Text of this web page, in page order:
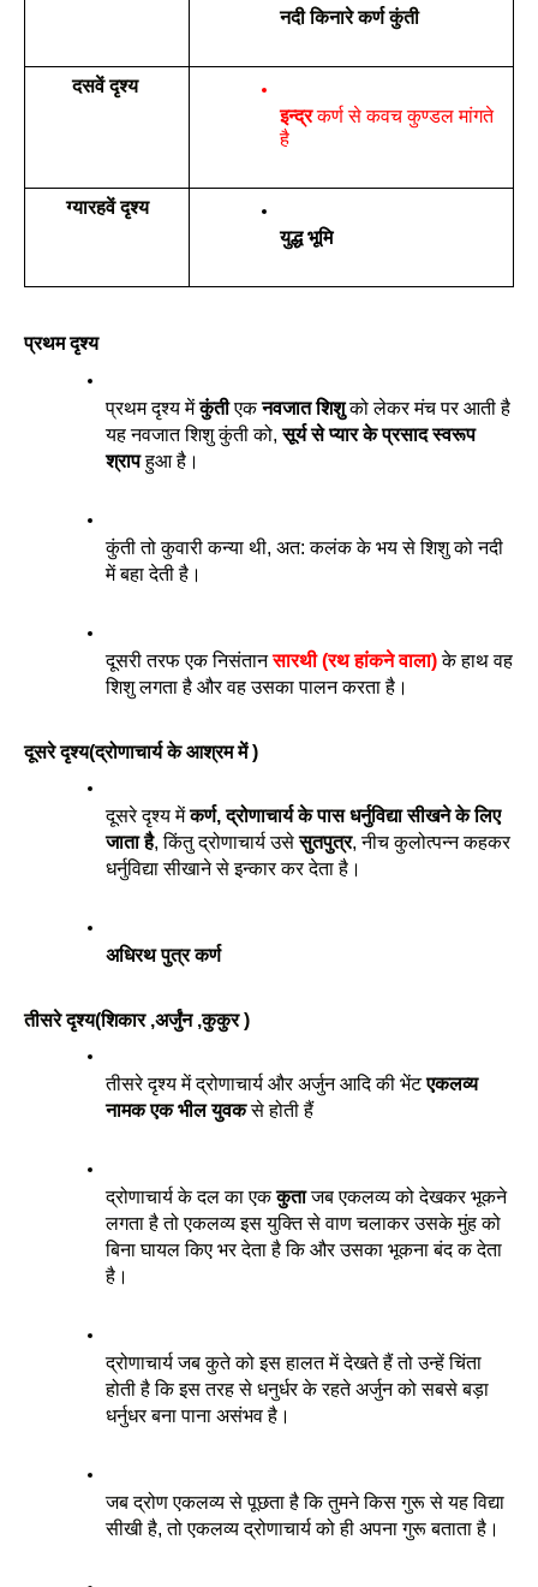
नदी किनारे कर्ण कुंती
दसवें दृश्य
इन्द्र कर्ण से कवच कुण्डल मांगते
है
ग्यारहवें दृश्य
युद्ध भूमि
प्रथम दृश्य
प्रथम दृश्य में कुंती एक नवजात शिशु को लेकर मंच पर आती है
यह नवजात शिशु कुंती को, सूर्य से प्यार के प्रसाद स्वरूप
श्राप हुआ है।
कुंती तो कुवारी कन्या थी, अत: कलंक के भय से शिशु को नदी
में बहा देती है।
दूसरी तरफ एक निसंतान सारथी (रथ हांकने वाला) के हाथ वह
शिशु लगता है और वह उसका पालन करता है।
दूसरे दृश्य(द्रोणाचार्य के आश्रम में )
दूसरे दृश्य में कर्ण, द्रोणाचार्य के पास धर्नुविद्या सीखने के लिए
जाता है, किंतु द्रोणाचार्य उसे सुतपुत्र, नीच कुलोत्पन्न कहकर
धर्नुविद्या सीखाने से इन्कार कर देता है।
अधिरथ पुत्र कर्ण
तीसरे दृश्य(शिकार ,अर्जुंन ,कुकुर )
तीसरे दृश्य में द्रोणाचार्य और अर्जुन आदि की भेंट एकलव्य
नामक एक भील युवक से होती हैं
द्रोणाचार्य के दल का एक कुता जब एकलव्य को देखकर भूकने
लगता है तो एकलव्य इस युक्ति से वाण चलाकर उसके मुंह को
बिना घायल किए भर देता है कि और उसका भूकना बंद क देता
है।
द्रोणाचार्य जब कुते को इस हालत में देखते हैं तो उन्हें चिंता
होती है कि इस तरह से धनुर्धर के रहते अर्जुन को सबसे बड़ा
धर्नुधर बना पाना असंभव है।
जब द्रोण एकलव्य से पूछता है कि तुमने किस गुरू से यह विद्या
सीखी है, तो एकलव्य द्रोणाचार्य को ही अपना गुरू बताता है।